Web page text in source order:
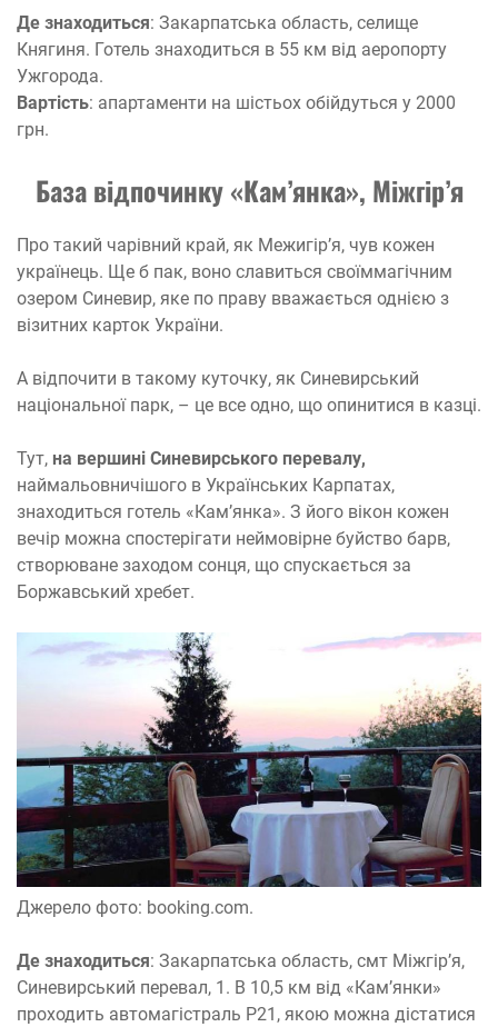
Де знаходиться: Закарпатська область, селище
Княгиня. Готель знаходиться в 55 км від аеропорту
Ужгорода.
Вартість: апартаменти на шістьох обійдуться у 2000
грн.
База відпочинку «Кам’янка», Міжгір’я
Про такий чарівний край, як Межигір’я, чув кожен
українець. Ще б пак, воно славиться своїммагічним
озером Синевир, яке по праву вважається однією з
візитних карток України.
А відпочити в такому куточку, як Синевирський
національної парк, – це все одно, що опинитися в казці.
Тут, на вершині Синевирського перевалу,
наймальовничішого в Українських Карпатах,
знаходиться готель «Кам’янка». З його вікон кожен
вечір можна спостерігати неймовірне буйство барв,
створюване заходом сонця, що спускається за
Боржавський хребет.
Джерело фото: booking.com.
Де знаходиться: Закарпатська область, смт Міжгір’я,
Синевирський перевал, 1. В 10,5 км від «Кам’янки»
проходить автомагістраль P21, якою можна дістатися